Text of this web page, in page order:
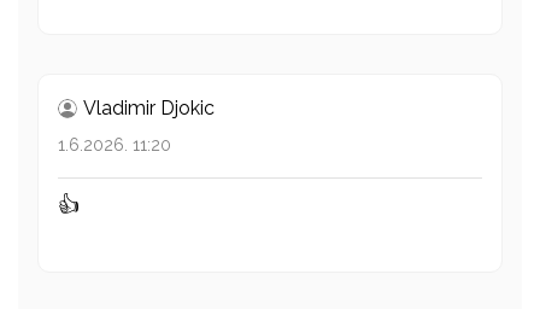
Vladimir Djokic
1.6.2026. 11:20
👍